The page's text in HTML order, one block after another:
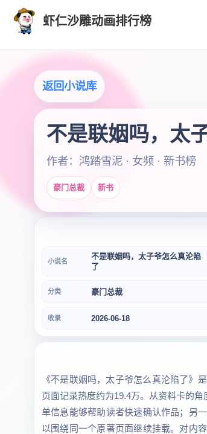
虾仁沙雕动画排行榜
返回小说库
不是联姻吗，太
作者：鸿踏雪泥 · 女频 · 新书榜
豪门总裁 新书
小说名
不是联姻吗，太子爷怎么真沦陷
了
分类 豪门总裁
收录 2026-06-18
《不是联姻吗，太子爷怎么真沦陷了》
页面记录热度约为19.4万。从资料卡的
单信息能够帮助读者快速确认作品；另
以围绕同一个原著页面继续挂载。对内